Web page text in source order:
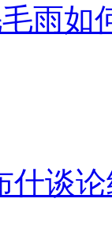
雨如
什谈